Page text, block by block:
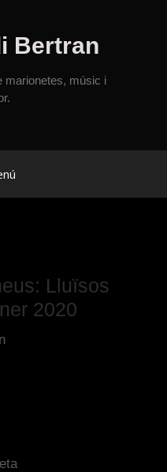
Bertran
marionetes, músic i
Lluïsos
2020